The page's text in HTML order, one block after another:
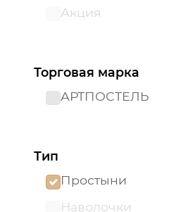
Акция
Торговая марка
АРТПОСТЕЛЬ
Тип
Простыни
Наволочки